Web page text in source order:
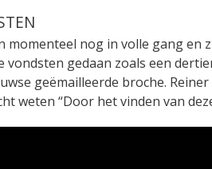
momenteel nog in volle gang
vondsten gedaan zoals een
geëmailleerde broche.
weten “Door het vinden van